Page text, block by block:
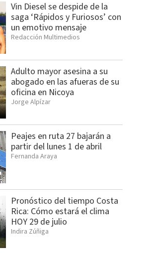
Vin Diesel se despide de la
saga ‘Rápidos y Furiosos’ con
un emotivo mensaje
Redacción Multimedios
Adulto mayor asesina a su
abogado en las afueras de su
oficina en Nicoya
Jorge Alpízar
Peajes en ruta 27 bajarán a
partir del lunes 1 de abril
Fernanda Araya
Pronóstico del tiempo Costa
Rica: Cómo estará el clima
HOY 29 de julio
Indira Zúñiga